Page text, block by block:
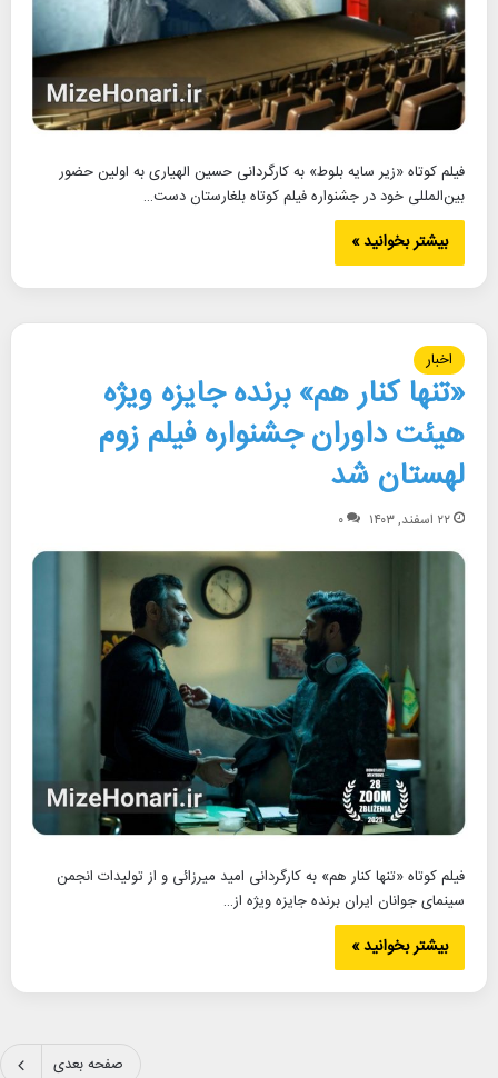
فیلم کوتاه «زیر سایه بلوط» به کارگردانی حسین الهیاری به اولین حضور
بین‌المللی خود در جشنواره فیلم کوتاه بلغارستان دست…
بیشتر بخوانید »
اخبار
«تنها کنار هم» برنده جایزه ویژه
هیئت داوران جشنواره فیلم زوم
لهستان شد
۲۲ اسفند, ۱۴۰۳ ۰
فیلم کوتاه «تنها کنار هم» به کارگردانی امید میرزائی و از تولیدات انجمن
سینمای جوانان ایران برنده جایزه ویژه از…
بیشتر بخوانید »
صفحه بعدی